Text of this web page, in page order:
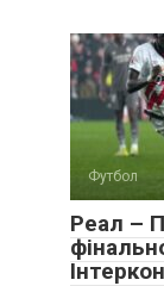
Футбол
Реал –